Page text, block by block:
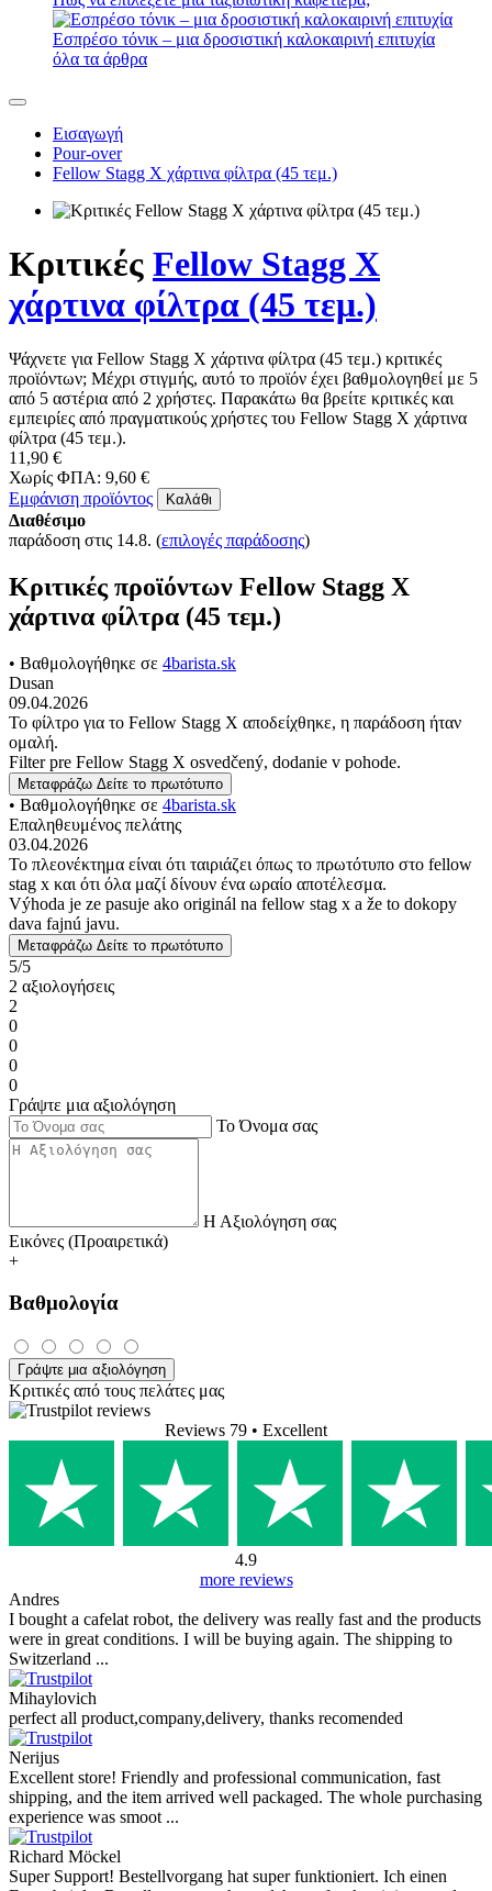
Εσπρέσο τόνικ – μια δροσιστική καλοκαιρινή επιτυχία
όλα τα άρθρα
Εισαγωγή
Pour-over
Fellow Stagg Χ χάρτινα φίλτρα (45 τεμ.)
Κριτικές Fellow Stagg Χ
χάρτινα φίλτρα (45 τεμ.)
Ψάχνετε για Fellow Stagg Χ χάρτινα φίλτρα (45 τεμ.) κριτικές
προϊόντων; Μέχρι στιγμής, αυτό το προϊόν έχει βαθμολογηθεί με 5
από 5 αστέρια από 2 χρήστες. Παρακάτω θα βρείτε κριτικές και
εμπειρίες από πραγματικούς χρήστες του Fellow Stagg Χ χάρτινα
φίλτρα (45 τεμ.).
11,90 €
Χωρίς ΦΠΑ: 9,60 €
Εμφάνιση προϊόντος
Καλάθι
Διαθέσιμο
παράδοση στις 14.8. (επιλογές παράδοσης)
Κριτικές προϊόντων Fellow Stagg Χ
χάρτινα φίλτρα (45 τεμ.)
• Βαθμολογήθηκε σε 4barista.sk
Dusan
09.04.2026
Το φίλτρο για το Fellow Stagg X αποδείχθηκε, η παράδοση ήταν
ομαλή.
Filter pre Fellow Stagg X osvedčený, dodanie v pohode.
Μεταφράζω Δείτε το πρωτότυπο
• Βαθμολογήθηκε σε 4barista.sk
Επαληθευμένος πελάτης
03.04.2026
Το πλεονέκτημα είναι ότι ταιριάζει όπως το πρωτότυπο στο fellow
stag x και ότι όλα μαζί δίνουν ένα ωραίο αποτέλεσμα.
Výhoda je ze pasuje ako originál na fellow stag x a že to dokopy
dava fajnú javu.
Μεταφράζω Δείτε το πρωτότυπο
5/5
2 αξιολογήσεις
2
0
0
0
0
Γράψτε μια αξιολόγηση
Το Όνομα σας
Η Αξιολόγηση σας
Εικόνες (Προαιρετικά)
+
Βαθμολογία
Γράψτε μια αξιολόγηση
Κριτικές από τους πελάτες μας
Reviews 79 • Excellent
4.9
more reviews
Andres
I bought a cafelat robot, the delivery was really fast and the products
were in great conditions. I will be buying again. The shipping to
Switzerland ...
Mihaylovich
perfect all product,company,delivery, thanks recomended
Nerijus
Excellent store! Friendly and professional communication, fast
shipping, and the item arrived well packaged. The whole purchasing
experience was smoot ...
Richard Möckel
Super Support! Bestellvorgang hat super funktioniert. Ich einen